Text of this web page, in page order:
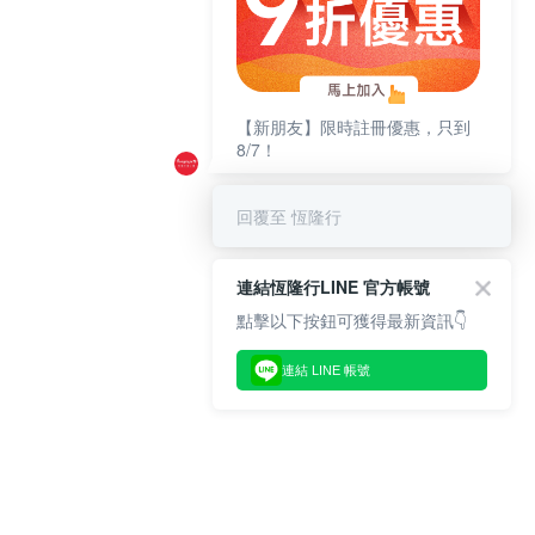
【新朋友】限時註冊優惠，只到
8/7！
回覆至 恆隆行
連結恆隆行LINE 官方帳號
點擊以下按鈕可獲得最新資訊👇
連結 LINE 帳號